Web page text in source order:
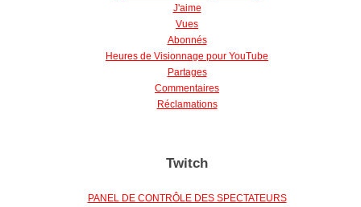
J'aime
Vues
Abonnés
Heures de Visionnage pour YouTube
Partages
Commentaires
Réclamations
Twitch
PANEL DE CONTRÔLE DES SPECTATEURS